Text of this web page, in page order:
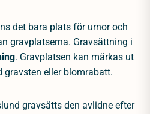
det bara plats för urnor och
gravplatserna. Gravsättning i
. Gravplatsen kan märkas ut
gravsten eller blomrabatt.
gravsätts den avlidne efter